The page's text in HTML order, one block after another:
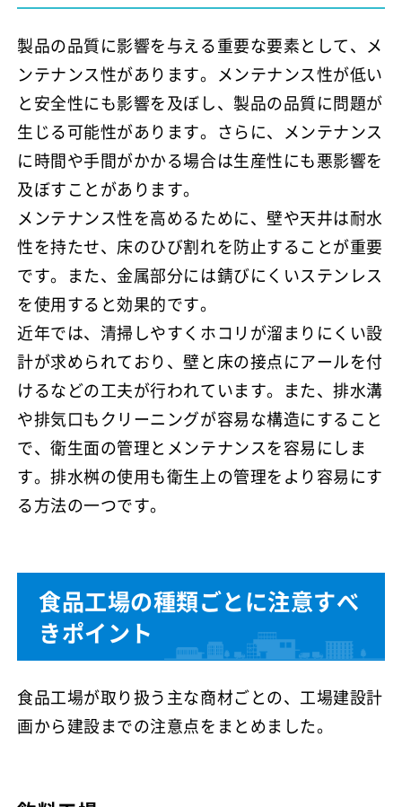
製品の品質に影響を与える重要な要素として、メ
ンテナンス性があります。メンテナンス性が低い
と安全性にも影響を及ぼし、製品の品質に問題が
生じる可能性があります。さらに、メンテナンス
に時間や手間がかかる場合は生産性にも悪影響を
及ぼすことがあります。
メンテナンス性を高めるために、壁や天井は耐水
性を持たせ、床のひび割れを防止することが重要
です。また、金属部分には錆びにくいステンレス
を使用すると効果的です。
近年では、清掃しやすくホコリが溜まりにくい設
計が求められており、壁と床の接点にアールを付
けるなどの工夫が行われています。また、排水溝
や排気口もクリーニングが容易な構造にすること
で、衛生面の管理とメンテナンスを容易にしま
す。排水桝の使用も衛生上の管理をより容易にす
る方法の一つです。
食品工場の種類ごとに注意すべ
きポイント
食品工場が取り扱う主な商材ごとの、工場建設計
画から建設までの注意点をまとめました。